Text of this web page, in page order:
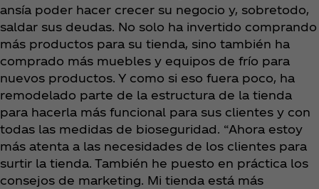
ansía poder hacer crecer su negocio y, sobretodo,
saldar sus deudas. No solo ha invertido comprando
más productos para su tienda, sino también ha
comprado más muebles y equipos de frío para
nuevos productos. Y como si eso fuera poco, ha
remodelado parte de la estructura de la tienda
para hacerla más funcional para sus clientes y con
todas las medidas de bioseguridad. “Ahora estoy
más atenta a las necesidades de los clientes para
surtir la tienda. También he puesto en práctica los
consejos de marketing. Mi tienda está más